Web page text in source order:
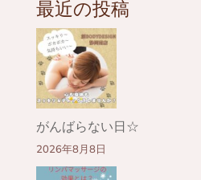
最近の投稿
がんばらない日☆
2026年8月8日